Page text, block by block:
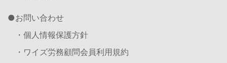
お問い合わせ
・個人情報保護方針
・ワイズ労務顧問会員利用規約